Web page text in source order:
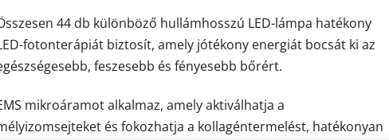
44 db különböző hullámhosszú LED-lámpa hatékony
fotonterápiát biztosít, amely jótékony energiát bocsát ki az
feszesebb és fényesebb bőrért.
mikroáramot alkalmaz, amely aktiválhatja a
és fokozhatja a kollagéntermelést, hatékonyan